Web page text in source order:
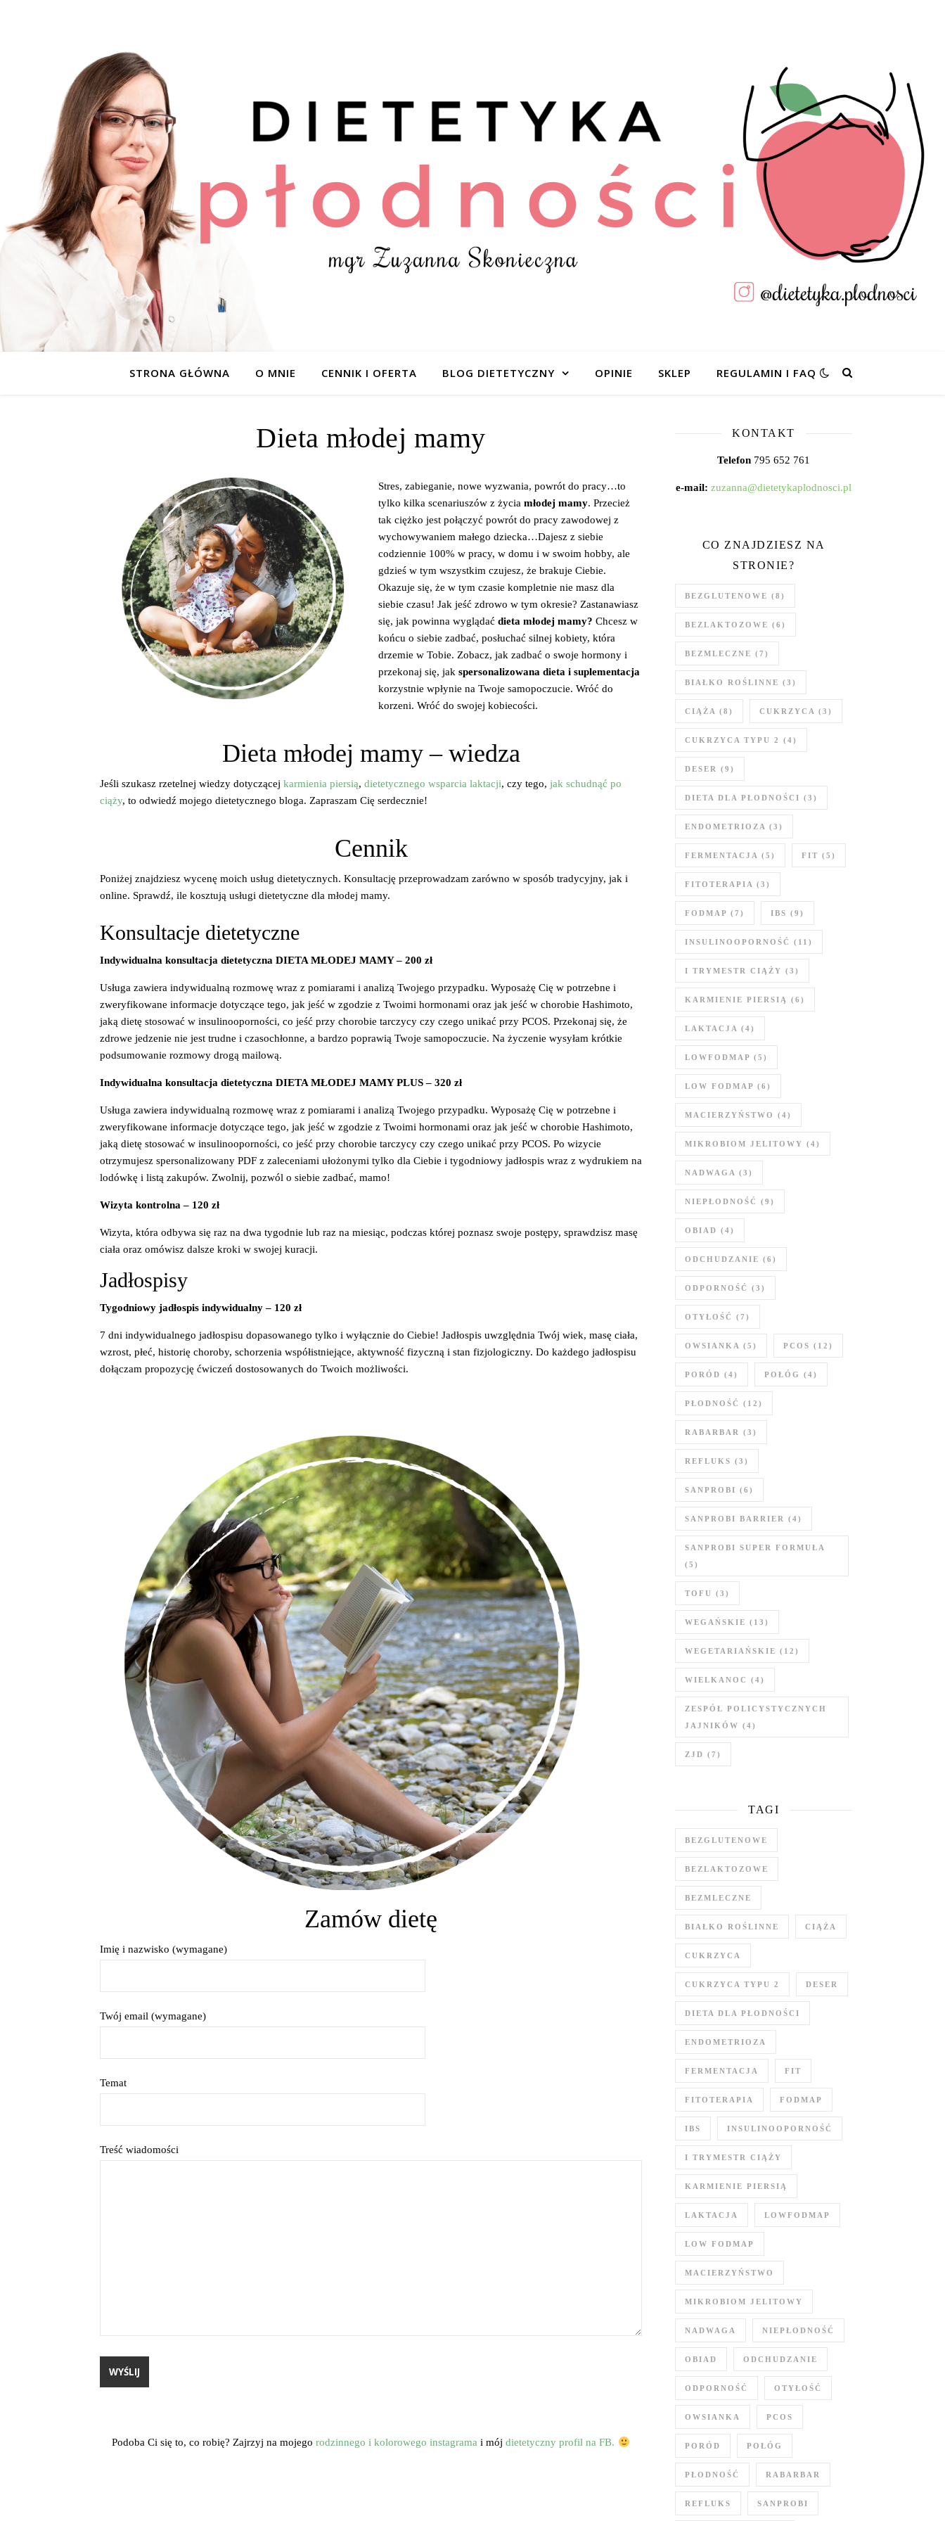
STRONA GŁÓWNA O MNIE CENNIK I OFERTA BLOG DIETETYCZNY OPINIE SKLEP REGULAMIN I FAQ
Dieta młodej mamy
Stres, zabieganie, nowe wyzwania, powrót do pracy…to
tylko kilka scenariuszów z życia młodej mamy. Przecież
tak ciężko jest połączyć powrót do pracy zawodowej z
wychowywaniem małego dziecka…Dajesz z siebie
codziennie 100% w pracy, w domu i w swoim hobby, ale
gdzieś w tym wszystkim czujesz, że brakuje Ciebie.
Okazuje się, że w tym czasie kompletnie nie masz dla
siebie czasu! Jak jeść zdrowo w tym okresie? Zastanawiasz
się, jak powinna wyglądać dieta młodej mamy? Chcesz w
końcu o siebie zadbać, posłuchać silnej kobiety, która
drzemie w Tobie. Zobacz, jak zadbać o swoje hormony i
przekonaj się, jak spersonalizowana dieta i suplementacja
korzystnie wpłynie na Twoje samopoczucie. Wróć do
korzeni. Wróć do swojej kobiecości.
Dieta młodej mamy – wiedza
Jeśli szukasz rzetelnej wiedzy dotyczącej karmienia piersią, dietetycznego wsparcia laktacji, czy tego, jak schudnąć po
ciąży, to odwiedź mojego dietetycznego bloga. Zapraszam Cię serdecznie!
Cennik
Poniżej znajdziesz wycenę moich usług dietetycznych. Konsultację przeprowadzam zarówno w sposób tradycyjny, jak i
online. Sprawdź, ile kosztują usługi dietetyczne dla młodej mamy.
Konsultacje dietetyczne
Indywidualna konsultacja dietetyczna DIETA MŁODEJ MAMY – 200 zł
Usługa zawiera indywidualną rozmowę wraz z pomiarami i analizą Twojego przypadku. Wyposażę Cię w potrzebne i
zweryfikowane informacje dotyczące tego, jak jeść w zgodzie z Twoimi hormonami oraz jak jeść w chorobie Hashimoto,
jaką dietę stosować w insulinooporności, co jeść przy chorobie tarczycy czy czego unikać przy PCOS. Przekonaj się, że
zdrowe jedzenie nie jest trudne i czasochłonne, a bardzo poprawią Twoje samopoczucie. Na życzenie wysyłam krótkie
podsumowanie rozmowy drogą mailową.
Indywidualna konsultacja dietetyczna DIETA MŁODEJ MAMY PLUS– 320 zł
Usługa zawiera indywidualną rozmowę wraz z pomiarami i analizą Twojego przypadku. Wyposażę Cię w potrzebne i
zweryfikowane informacje dotyczące tego, jak jeść w zgodzie z Twoimi hormonami oraz jak jeść w chorobie Hashimoto,
jaką dietę stosować w insulinooporności, co jeść przy chorobie tarczycy czy czego unikać przy PCOS. Po wizycie
otrzymujesz spersonalizowany PDF z zaleceniami ułożonymi tylko dla Ciebie i tygodniowy jadłospis wraz z wydrukiem na
lodówkę i listą zakupów. Zwolnij, pozwól o siebie zadbać, mamo!
Wizyta kontrolna – 120 zł
Wizyta, która odbywa się raz na dwa tygodnie lub raz na miesiąc, podczas której poznasz swoje postępy, sprawdzisz masę
ciała oraz omówisz dalsze kroki w swojej kuracji.
Jadłospisy
Tygodniowy jadłospis indywidualny – 120 zł
7 dni indywidualnego jadłospisu dopasowanego tylko i wyłącznie do Ciebie! Jadłospis uwzględnia Twój wiek, masę ciała,
wzrost, płeć, historię choroby, schorzenia współistniejące, aktywność fizyczną i stan fizjologiczny. Do każdego jadłospisu
dołączam propozycję ćwiczeń dostosowanych do Twoich możliwości.
Zamów dietę
Imię i nazwisko (wymagane)
Twój email (wymagane)
Temat
Treść wiadomości
Podoba Ci się to, co robię? Zajrzyj na mojegorodzinnego i kolorowego instagrama i mójdietetyczny profil na FB.
KONTAKT
Telefon 795 652 761
e-mail: zuzanna@dietetykaplodnosci.pl
CO ZNAJDZIESZ NA
STRONIE?
BEZGLUTENOWE (8)
BEZLAKTOZOWE (6)
BEZMLECZNE (7)
BIAŁKO ROŚLINNE (3)
CIĄŻA (8) CUKRZYCA (3)
CUKRZYCA TYPU 2 (4)
DESER (9)
DIETA DLA PŁODNOŚCI (3)
ENDOMETRIOZA (3)
FERMENTACJA (5) FIT (5)
FITOTERAPIA (3)
FODMAP (7) IBS (9)
INSULINOOPORNOŚĆ (11)
I TRYMESTR CIĄŻY (3)
KARMIENIE PIERSIĄ (6)
LAKTACJA (4)
LOWFODMAP (5)
LOW FODMAP (6)
MACIERZYŃSTWO (4)
MIKROBIOM JELITOWY (4)
NADWAGA (3)
NIEPŁODNOŚĆ (9)
OBIAD (4)
ODCHUDZANIE (6)
ODPORNOŚĆ (3)
OTYŁOŚĆ (7)
OWSIANKA (5) PCOS (12)
PORÓD (4) POŁÓG (4)
PŁODNOŚĆ (12)
RABARBAR (3)
REFLUKS (3)
SANPROBI (6)
SANPROBI BARRIER (4)
SANPROBI SUPER FORMUŁA
(5)
TOFU (3)
WEGAŃSKIE (13)
WEGETARIAŃSKIE (12)
WIELKANOC (4)
ZESPÓŁ POLICYSTYCZNYCH
JAJNIKÓW (4)
ZJD (7)
TAGI
BEZGLUTENOWE
BEZLAKTOZOWE
BEZMLECZNE
BIAŁKO ROŚLINNE CIĄŻA
CUKRZYCA
CUKRZYCA TYPU 2 DESER
DIETA DLA PŁODNOŚCI
ENDOMETRIOZA
FERMENTACJA FIT
FITOTERAPIA FODMAP
IBS INSULINOOPORNOŚĆ
I TRYMESTR CIĄŻY
KARMIENIE PIERSIĄ
LAKTACJA LOWFODMAP
LOW FODMAP
MACIERZYŃSTWO
MIKROBIOM JELITOWY
NADWAGA NIEPŁODNOŚĆ
OBIAD ODCHUDZANIE
ODPORNOŚĆ OTYŁOŚĆ
OWSIANKA PCOS
PORÓD POŁÓG
PŁODNOŚĆ RABARBAR
REFLUKS SANPROBI